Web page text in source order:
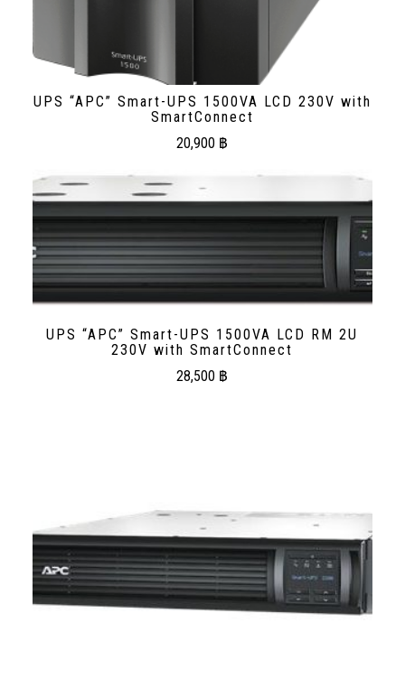
UPS “APC” Smart-UPS 1500VA LCD 230V with
SmartConnect
20,900 ฿
UPS “APC” Smart-UPS 1500VA LCD RM 2U
230V with SmartConnect
28,500 ฿